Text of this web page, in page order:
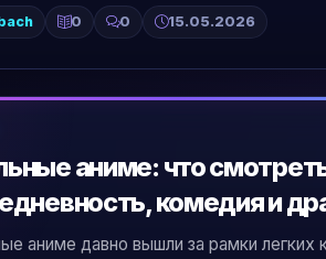
0 0 15.05.2026
аниме: что
комедия и
аниме давно вышли за рамки